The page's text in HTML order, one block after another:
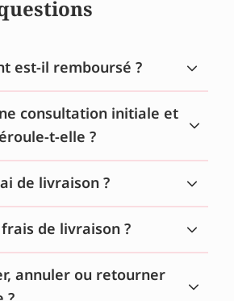
est-il remboursé ?
consultation initiale et
t-elle ?
de livraison ?
de livraison ?
annuler ou retourner